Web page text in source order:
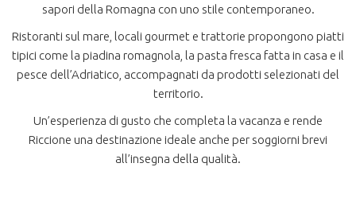
sapori della Romagna con uno stile contemporaneo.
Ristoranti sul mare, locali gourmet e trattorie propongono piatti
tipici come la piadina romagnola, la pasta fresca fatta in casa e il
pesce dell’Adriatico, accompagnati da prodotti selezionati del
territorio.
Un’esperienza di gusto che completa la vacanza e rende
Riccione una destinazione ideale anche per soggiorni brevi
all’insegna della qualità.